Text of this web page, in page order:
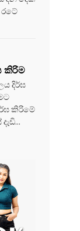
කිරිම
දිර්ඝ
කිරිමේ